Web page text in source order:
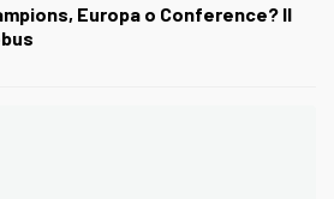
Europa o Conference? Il